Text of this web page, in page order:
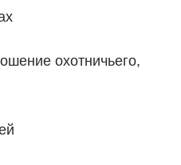
охотничьего,